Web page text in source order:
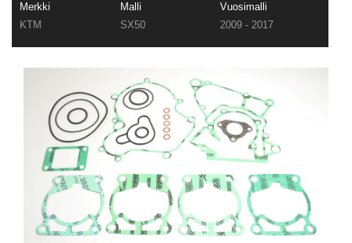
Merkki Malli
Vuosimalli
KTM
SX50 2009 - 2017